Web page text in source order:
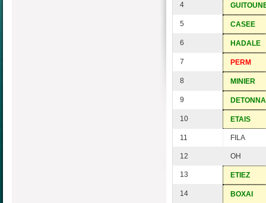
4
5 CASEE
6 HADALE
7 PERM
8 MINIER
9 DETONNA
10 ETAIS
11 FILA
12 OH
13 ETIEZ
14 BOXAI